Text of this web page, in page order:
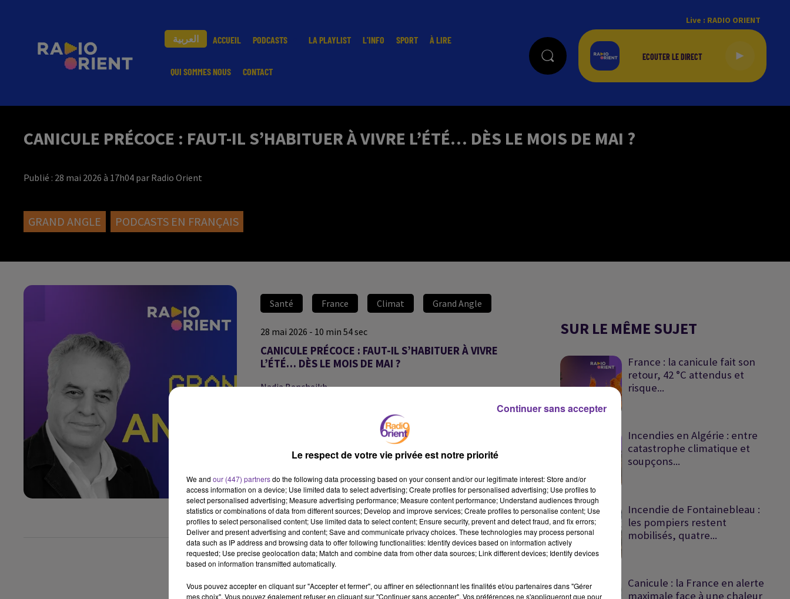
العربية ACCUEIL PODCASTS LA PLAYLIST L'INFO SPORT À LIRE
QUI SOMMES NOUS CONTACT
Live : RADIO ORIENT
CANICULE PRÉCOCE : FAUT-IL S’HABITUER À VIVRE L’ÉTÉ… DÈS LE MOIS DE MAI ?
Publié : 28 mai 2026 à 17h04 par Radio Orient
GRAND ANGLE PODCASTS EN FRANÇAIS
Santé France Climat Grand Angle
28 mai 2026 - 10 min 54 sec
CANICULE PRÉCOCE : FAUT-IL S’HABITUER À VIVRE
L’ÉTÉ… DÈS LE MOIS DE MAI ?
Nadia Bencheikh
Grand Angle sur Radio Orient consacré à l’épisode de canicule
exceptionnel qui touche actuellement la France.
Depuis plusieurs jours, les températures battent des records et
mai.
Alors que l’été n’a pas encore commencé, cette chaleur précoce
soulève de nombreuses questions : agriculture fragilisée, tensions
sur les ressources en eau, pollution de l’air, impacts sanitaires…
Pour comprendre ce phénomène et ce qu’il révèle de l’évolution
du climat, nous recevons Hassan Tlili, spécialiste du
développement et des politiques environnementales.
SUR LE MÊME SUJET
France : la canicule fait son
retour, 42 °C attendus et
risque...
Incendies en Algérie : entre
catastrophe climatique et
soupçons...
Incendie de Fontainebleau :
les pompiers restent
mobilisés, quatre...
Canicule : la France en alerte
maximale face à une chaleur
Le respect de votre vie privée est notre priorité
We and our (447) partnersdo the following data processing based on your consent and/or our legitimate interest: Store and/or
access information on a device; Use limited data to select advertising; Create profiles for personalised advertising; Use profiles to
select personalised advertising; Measure advertising performance; Measure content performance; Understand audiences through
statistics or combinations of data from different sources; Develop and improve services; Create profiles to personalise content; Use
profiles to select personalised content; Use limited data to select content; Ensure security, prevent and detect fraud, and fix errors;
Deliver and present advertising and content; Save and communicate privacy choices. These technologies may process personal
data such as IP address and browsing data to offer following functionalities: Identify devices based on information actively
requested; Use precise geolocation data; Match and combine data from other data sources; Link different devices; Identify devices
based on information transmitted automatically.
Vous pouvez accepter en cliquant sur "Accepter et fermer", ou affiner en sélectionnant les finalités et/ou partenaires dans "Gérer
mes choix". Vous pouvez également refuser en cliquant sur "Continuer sans accepter". Vos préférences ne s'appliqueront que pour
Continuer sans accepter